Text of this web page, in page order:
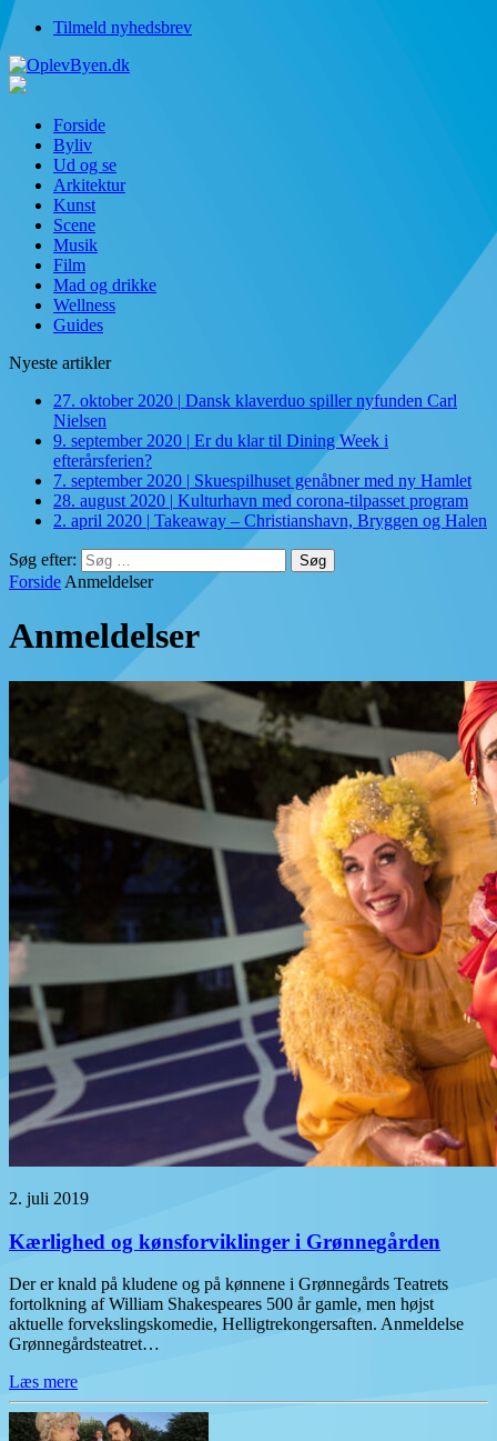
Tilmeld nyhedsbrev
Forside
Byliv
Ud og se
Arkitektur
Kunst
Scene
Musik
Film
Mad og drikke
Wellness
Guides
Nyeste artikler
27. oktober 2020 | Dansk klaverduo spiller nyfunden Carl
Nielsen
9. september 2020 | Er du klar til Dining Week i
efterårsferien?
7. september 2020 | Skuespilhuset genåbner med ny Hamlet
28. august 2020 | Kulturhavn med corona-tilpasset program
2. april 2020 | Takeaway – Christianshavn, Bryggen og Halen
Søg efter:
Forside Anmeldelser
Anmeldelser
2. juli 2019
Kærlighed og kønsforviklinger i Grønnegården
Der er knald på kludene og på kønnene i Grønnegårds Teatrets
fortolkning af William Shakespeares 500 år gamle, men højst
aktuelle forvekslingskomedie, Helligtrekongersaften. Anmeldelse
Grønnegårdsteatret…
Læs mere